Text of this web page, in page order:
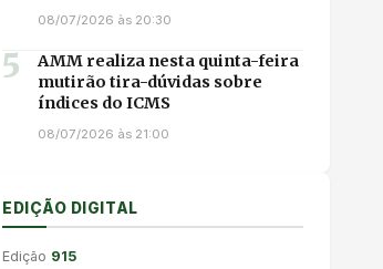
08/07/2026 às 20:30
5
AMM realiza nesta quinta-feira
mutirão tira-dúvidas sobre
índices do ICMS
08/07/2026 às 21:00
EDIÇÃO DIGITAL
Edição 915